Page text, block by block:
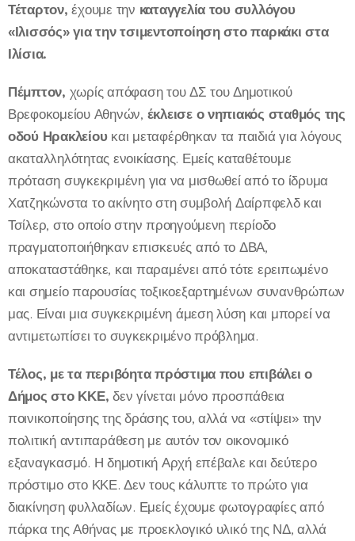
Τέταρτον, έχουμε την καταγγελία του συλλόγου
«Ιλισσός» για την τσιμεντοποίηση στο παρκάκι στα
Ιλίσια.
Πέμπτον, χωρίς απόφαση του ΔΣ του Δημοτικού
Βρεφοκομείου Αθηνών, έκλεισε ο νηπιακός σταθμός της
οδού Ηρακλείου και μεταφέρθηκαν τα παιδιά για λόγους
ακαταλληλότητας ενοικίασης. Εμείς καταθέτουμε
πρόταση συγκεκριμένη για να μισθωθεί από το ίδρυμα
Χατζηκώνστα το ακίνητο στη συμβολή Δαίρπφελδ και
Τσίλερ, στο οποίο στην προηγούμενη περίοδο
πραγματοποιήθηκαν επισκευές από το ΔΒΑ,
αποκαταστάθηκε, και παραμένει από τότε ερειπωμένο
και σημείο παρουσίας τοξικοεξαρτημένων συνανθρώπων
μας. Είναι μια συγκεκριμένη άμεση λύση και μπορεί να
αντιμετωπίσει το συγκεκριμένο πρόβλημα.
Τέλος, με τα περιβόητα πρόστιμα που επιβάλει ο
Δήμος στο ΚΚΕ, δεν γίνεται μόνο προσπάθεια
ποινικοποίησης της δράσης του, αλλά να «στίψει» την
πολιτική αντιπαράθεση με αυτόν τον οικονομικό
εξαναγκασμό. Η δημοτική Αρχή επέβαλε και δεύτερο
πρόστιμο στο ΚΚΕ. Δεν τους κάλυπτε το πρώτο για
διακίνηση φυλλαδίων. Εμείς έχουμε φωτογραφίες από
πάρκα της Αθήνας με προεκλογικό υλικό της ΝΔ, αλλά